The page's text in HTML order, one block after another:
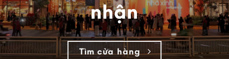
nhận
Tìm cửa hàng